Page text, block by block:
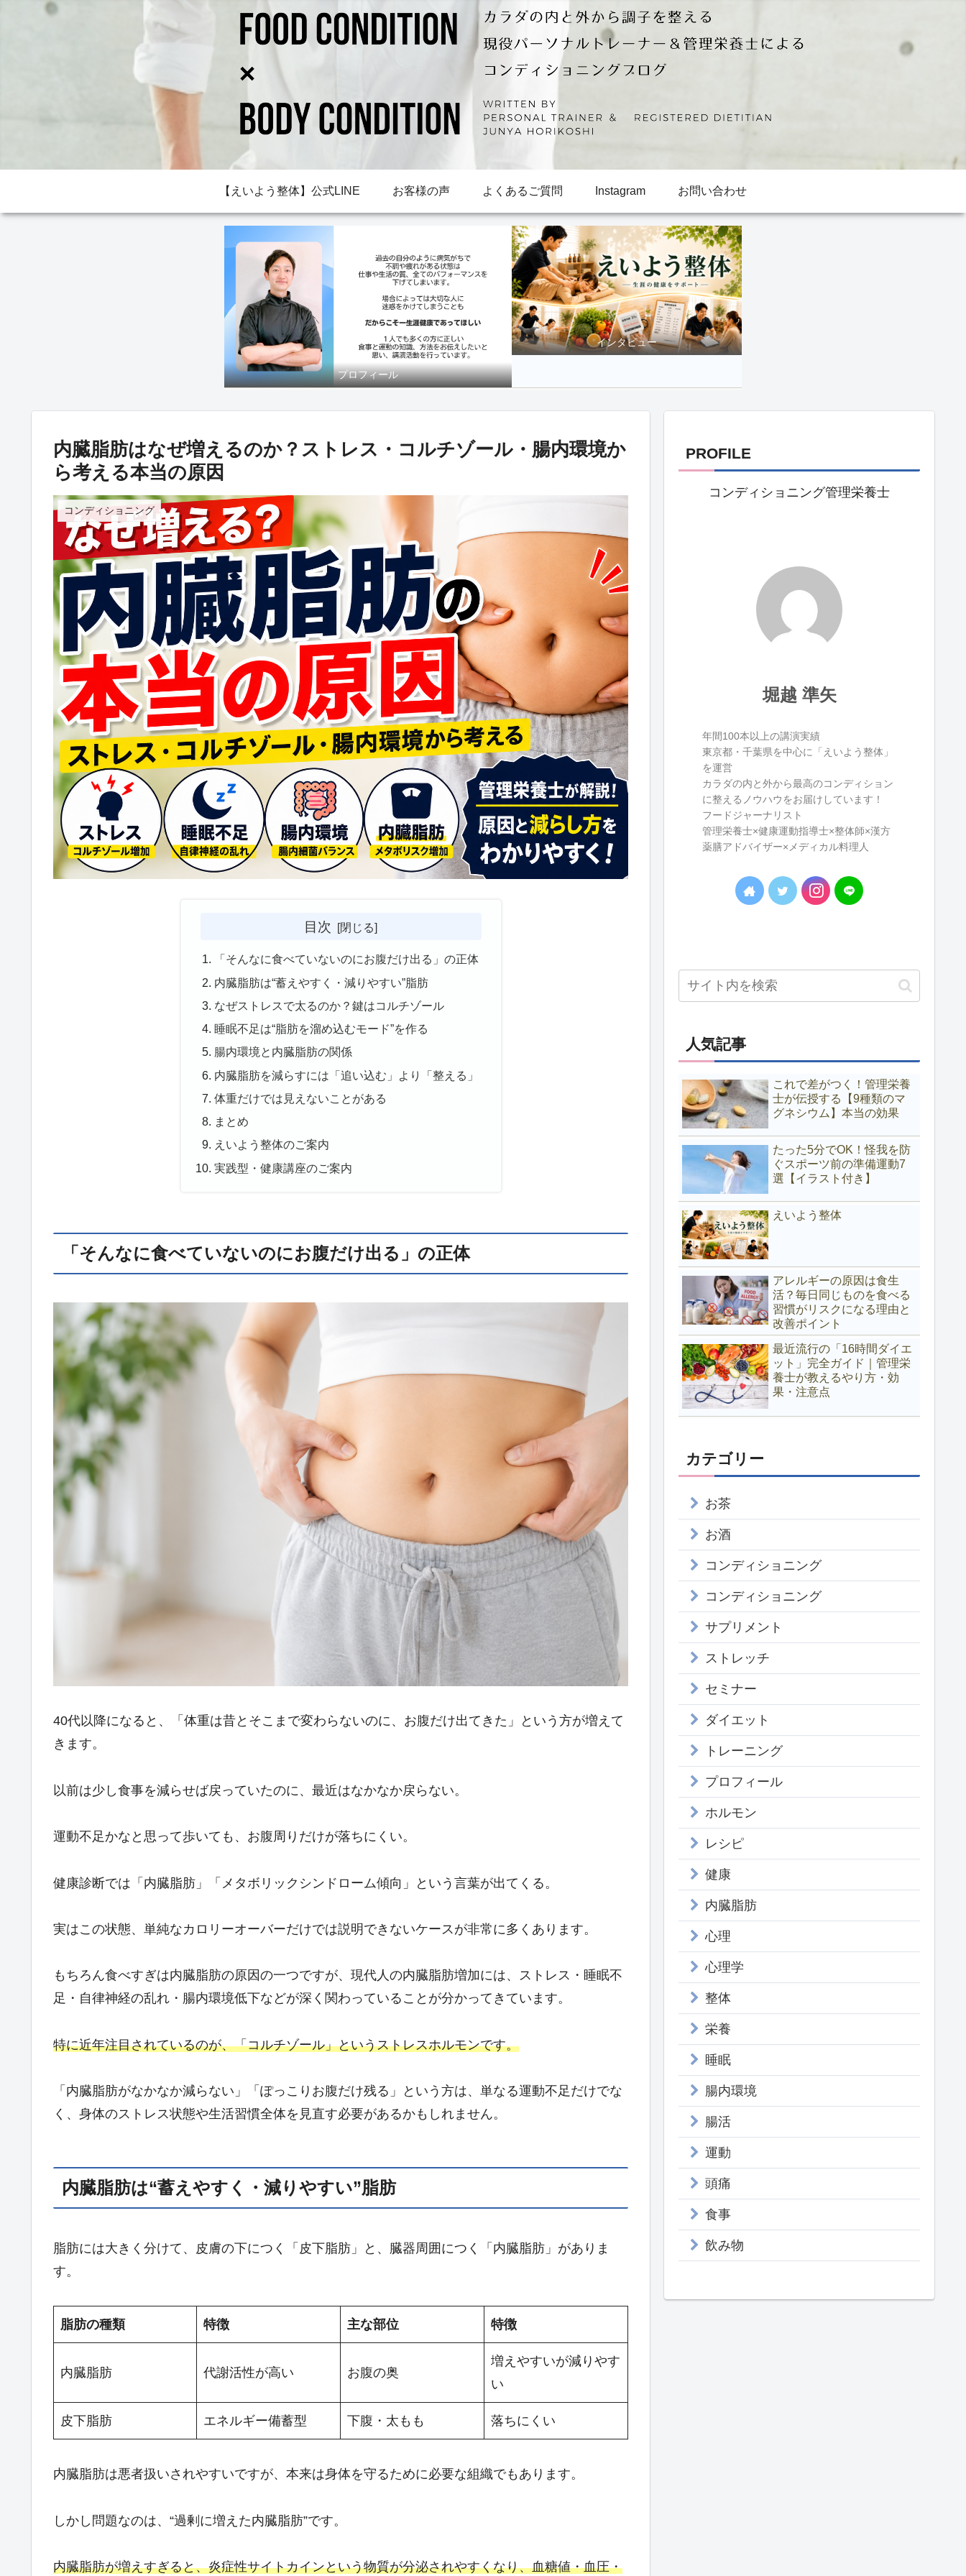
【えいよう整体】公式LINE お客様の声 よくあるご質問 Instagram お問い合わせ
プロフィール
インタビュー
内臓脂肪はなぜ増えるのか？ストレス・コルチゾール・腸内環境か
ら考える本当の原因
コンディショニング
目次
「そんなに食べていないのにお腹だけ出る」の正体
内臓脂肪は“蓄えやすく・減りやすい”脂肪
なぜストレスで太るのか？鍵はコルチゾール
睡眠不足は“脂肪を溜め込むモード”を作る
腸内環境と内臓脂肪の関係
内臓脂肪を減らすには「追い込む」より「整える」
体重だけでは見えないことがある
まとめ
えいよう整体のご案内
実践型・健康講座のご案内
「そんなに食べていないのにお腹だけ出る」の正体
40代以降になると、「体重は昔とそこまで変わらないのに、お腹だけ出てきた」という方が増えて
きます。
以前は少し食事を減らせば戻っていたのに、最近はなかなか戻らない。
運動不足かなと思って歩いても、お腹周りだけが落ちにくい。
健康診断では「内臓脂肪」「メタボリックシンドローム傾向」という言葉が出てくる。
実はこの状態、単純なカロリーオーバーだけでは説明できないケースが非常に多くあります。
もちろん食べすぎは内臓脂肪の原因の一つですが、現代人の内臓脂肪増加には、ストレス・睡眠不
足・自律神経の乱れ・腸内環境低下などが深く関わっていることが分かってきています。
特に近年注目されているのが、「コルチゾール」というストレスホルモンです。
「内臓脂肪がなかなか減らない」「ぽっこりお腹だけ残る」という方は、単なる運動不足だけでな
く、身体のストレス状態や生活習慣全体を見直す必要があるかもしれません。
内臓脂肪は“蓄えやすく・減りやすい”脂肪
脂肪には大きく分けて、皮膚の下につく「皮下脂肪」と、臓器周囲につく「内臓脂肪」がありま
す。
脂肪の種類 特徴 主な部位 特徴
内臓脂肪 代謝活性が高い お腹の奥
増えやすいが減りやす
い
皮下脂肪 エネルギー備蓄型 下腹・太もも 落ちにくい
内臓脂肪は悪者扱いされやすいですが、本来は身体を守るために必要な組織でもあります。
しかし問題なのは、“過剰に増えた内臓脂肪”です。
内臓脂肪が増えすぎると、炎症性サイトカインという物質が分泌されやすくなり、血糖値・血圧・
PROFILE
コンディショニング管理栄養士
堀越 準矢
年間100本以上の講演実績
東京都・千葉県を中心に「えいよう整体」
を運営
カラダの内と外から最高のコンディション
に整えるノウハウをお届けしています！
フードジャーナリスト
管理栄養士×健康運動指導士×整体師×漢方
薬膳アドバイザー×メディカル料理人
人気記事
これで差がつく！管理栄養
士が伝授する【9種類のマ
グネシウム】本当の効果
たった5分でOK！怪我を防
ぐスポーツ前の準備運動7
選【イラスト付き】
えいよう整体
アレルギーの原因は食生
活？毎日同じものを食べる
習慣がリスクになる理由と
改善ポイント
最近流行の「16時間ダイエ
ット」完全ガイド｜管理栄
養士が教えるやり方・効
果・注意点
カテゴリー
お茶
お酒
コンディショニング
コンディショニング
サプリメント
ストレッチ
セミナー
ダイエット
トレーニング
プロフィール
ホルモン
レシピ
健康
内臓脂肪
心理
心理学
整体
栄養
睡眠
腸内環境
腸活
運動
頭痛
食事
飲み物